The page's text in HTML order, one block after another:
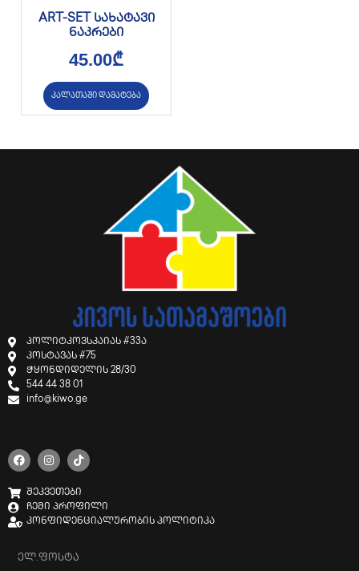
ART-SET სახატავი
ნაკრები
45.00₾
კალათაში დამატება
პოლიტკოვსკაიას #33ა
კოსტავას #75
ჭყონდიდელის 28/30
544 44 38 01
info@kiwo.ge
შეკვეთები
ჩემი პროფილი
კონფიდენციალურობის პოლიტიკა